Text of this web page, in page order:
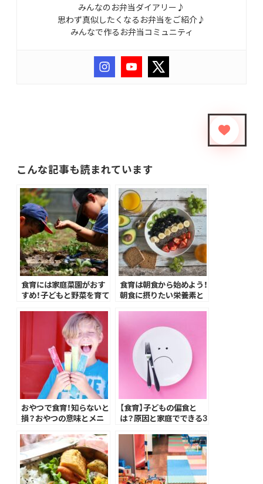
みんなのお弁当ダイアリー♪
思わず真似したくなるお弁当をご紹介♪
みんなで作るお弁当コミュニティ
こんな記事も読まれています
食育には家庭菜園がおす
すめ！子どもと野菜を育て
食育は朝食から始めよう！
朝食に摂りたい栄養素と
おやつで食育！知らないと
損？おやつの意味とメニ
【食育】子どもの偏食と
は？原因と家庭でできる3